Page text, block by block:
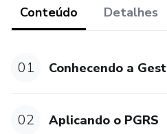
- Elaboração do PGRS;
dos Resíduos Sólidos;
Conteúdo Detalhes
01 Conhecendo a
02 Aplicando o PGRS